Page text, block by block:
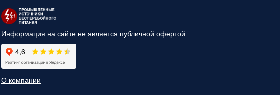
Информация на сайте не является публичной офертой.
О компании